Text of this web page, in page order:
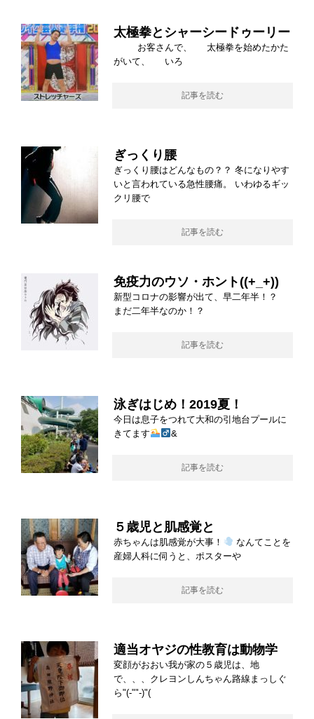
太極拳とシャーシードゥーリー
お客さんで、 太極拳を始めたかた
がいて、 いろ
記事を読む
ぎっくり腰
ぎっくり腰はどんなもの？？ 冬になりやす
いと言われている急性腰痛。 いわゆるギッ
クリ腰で
記事を読む
免疫力のウソ・ホント((+_+))
新型コロナの影響が出て、早二年半！？
まだ二年半なのか！？
記事を読む
泳ぎはじめ！2019夏！
今日は息子をつれて大和の引地台プールに
きてます
&
記事を読む
５歳児と肌感覚と
赤ちゃんは肌感覚が大事！
なんてことを
産婦人科に伺うと、ポスターや
記事を読む
適当オヤジの性教育は動物学
変顔がおおい我が家の５歳児は、地
で、、、クレヨンしんちゃん路線まっしぐ
ら"(-""-)"(